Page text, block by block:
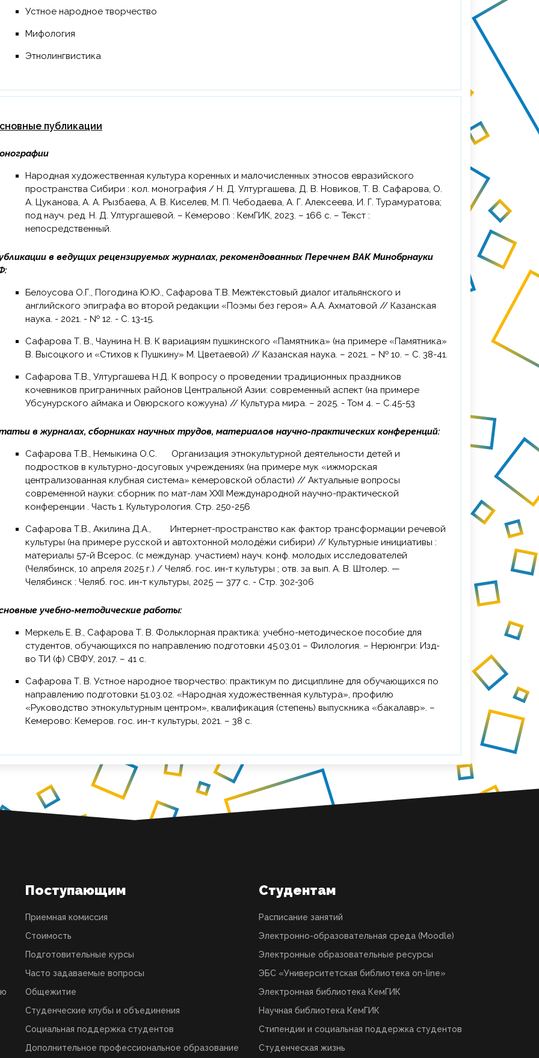
Устное народное творчество
Мифология
Этнолингвистика
публикации
Народная художественная культура коренных и малочисленных этносов евразийского
пространства Сибири : кол. монография / Н. Д. Ултургашева, Д. В. Новиков, Т. В. Сафарова, О.
А. Цуканова, А. А. Рызбаева, А. В. Киселев, М. П. Чебодаева, А. Г. Алексеева, И. Г. Турамуратова;
под науч. ред. Н. Д. Ултургашевой. – Кемерово : КемГИК, 2023. – 166 с. – Текст :
непосредственный.
в ведущих рецензируемых журналах, рекомендованных Перечнем ВАК Минобрнауки
Белоусова О.Г., Погодина Ю.Ю., Сафарова Т.В. Межтекстовый диалог итальянского и
английского эпиграфа во второй редакции «Поэмы без героя» А.А. Ахматовой // Казанская
наука. - 2021. - № 12. - С. 13-15.
Сафарова Т. В., Чаунина Н. В. К вариациям пушкинского «Памятника» (на примере «Памятника»
В. Высоцкого и «Стихов к Пушкину» М. Цветаевой) // Казанская наука. – 2021. – № 10. – С. 38-41.
Сафарова Т.В., Ултургашева Н.Д. К вопросу о проведении традиционных праздников
кочевников приграничных районов Центральной Азии: современный аспект (на примере
Убсунурского аймака и Овюрского кожууна) // Культура мира. – 2025. - Том 4. – С.45-53
в журналах, сборниках научных трудов, материалов научно-практических конференций:
Сафарова Т.В., Немыкина О.С. Организация этнокультурной деятельности детей и
подростков в культурно-досуговых учреждениях (на примере мук «ижморская
централизованная клубная система» кемеровской области) // Актуальные вопросы
современной науки: сборник по мат-лам XXII Международной научно-практической
конференции . Часть 1. Культурология. Стр. 250-256
Сафарова Т.В., Акилина Д.А., Интернет-пространство как фактор трансформации речевой
культуры (на примере русской и автохтонной молодёжи сибири) // Культурные инициативы :
материалы 57-й Всерос. (с междунар. участием) науч. конф. молодых исследователей
(Челябинск, 10 апреля 2025 г.) / Челяб. гос. ин-т культуры ; отв. за вып. А. В. Штолер. —
Челябинск : Челяб. гос. ин-т культуры, 2025 — 377 с. - Стр. 302-306
учебно-методические работы:
Меркель Е. В., Сафарова Т. В. Фольклорная практика: учебно-методическое пособие для
студентов, обучающихся по направлению подготовки 45.03.01 – Филология. – Нерюнгри: Изд-
во ТИ (ф) СВФУ, 2017. – 41 с.
Сафарова Т. В. Устное народное творчество: практикум по дисциплине для обучающихся по
направлению подготовки 51.03.02. «Народная художественная культура», профилю
«Руководство этнокультурным центром», квалификация (степень) выпускника «бакалавр». –
Кемерово: Кемеров. гос. ин-т культуры, 2021. – 38 с.
Поступающим
Приемная комиссия
Стоимость
Подготовительные курсы
Часто задаваемые вопросы
Общежитие
Студенческие клубы и объединения
Социальная поддержка студентов
Дополнительное профессиональное образование
Студентам
Расписание занятий
Электронно-образовательная среда (Moodle)
Электронные образовательные ресурсы
ЭБС «Университетская библиотека on-line»
Электронная библиотека КемГИК
Научная библиотека КемГИК
Стипендии и социальная поддержка студентов
Студенческая жизнь